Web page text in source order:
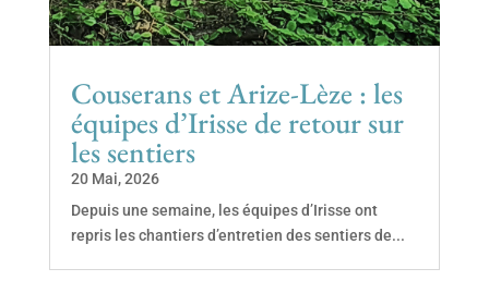
Couserans et Arize-Lèze : les
équipes d’Irisse de retour sur
les sentiers
20 Mai, 2026
Depuis une semaine, les équipes d’Irisse ont
repris les chantiers d’entretien des sentiers de...